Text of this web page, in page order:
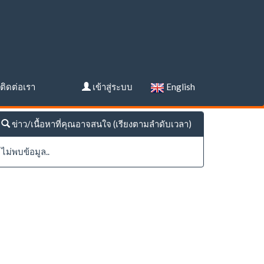
ติดต่อเรา เข้าสู่ระบบ English
ข่าว/เนื้อหาที่คุณอาจสนใจ (เรียงตามลำดับเวลา)
ไม่พบข้อมูล..